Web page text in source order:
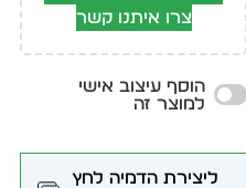
צרו איתנו קשר
הוסף עיצוב אישי
למוצר זה
ליצירת הדמיה לחץ